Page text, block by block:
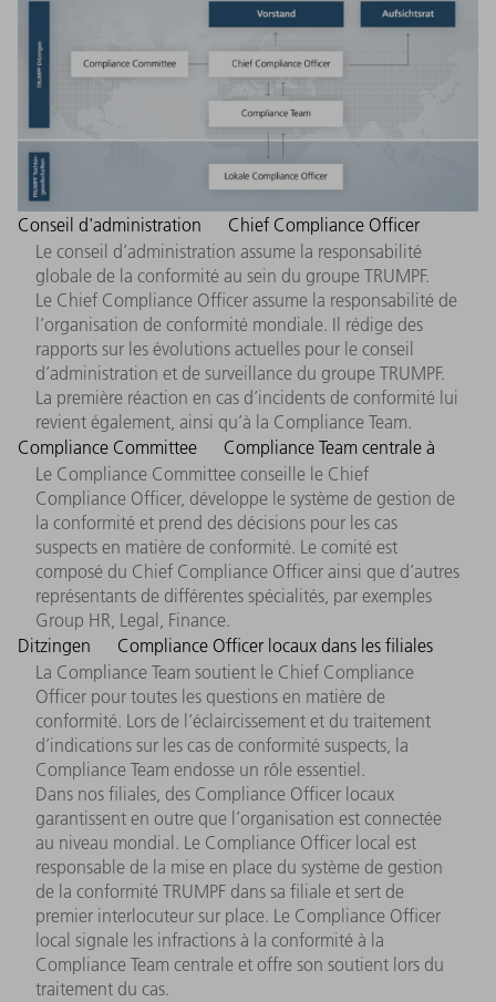
Conseil d'administration
Le conseil d’administration assume la responsabilité
globale de la conformité au sein du groupe TRUMPF.
Chief Compliance Officer
Le Chief Compliance Officer assume la responsabilité de
l’organisation de conformité mondiale. Il rédige des
rapports sur les évolutions actuelles pour le conseil
d’administration et de surveillance du groupe TRUMPF.
La première réaction en cas d’incidents de conformité lui
revient également, ainsi qu’à la Compliance Team.
Compliance Committee
Le Compliance Committee conseille le Chief
Compliance Officer, développe le système de gestion de
la conformité et prend des décisions pour les cas
suspects en matière de conformité. Le comité est
composé du Chief Compliance Officer ainsi que d’autres
représentants de différentes spécialités, par exemples
Group HR, Legal, Finance.
Compliance Team centrale à
Ditzingen
La Compliance Team soutient le Chief Compliance
Officer pour toutes les questions en matière de
conformité. Lors de l’éclaircissement et du traitement
d’indications sur les cas de conformité suspects, la
Compliance Team endosse un rôle essentiel.
Compliance Officer locaux dans les filiales
Dans nos filiales, des Compliance Officer locaux
garantissent en outre que l’organisation est connectée
au niveau mondial. Le Compliance Officer local est
responsable de la mise en place du système de gestion
de la conformité TRUMPF dans sa filiale et sert de
premier interlocuteur sur place. Le Compliance Officer
local signale les infractions à la conformité à la
Compliance Team centrale et offre son soutient lors du
traitement du cas.